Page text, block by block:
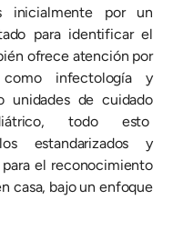
inicialmente por un
para identificar el
ofrece atención por
como infectología y
unidades de cuidado
todo esto
estandarizados y
el reconocimiento
casa, bajo un enfoque